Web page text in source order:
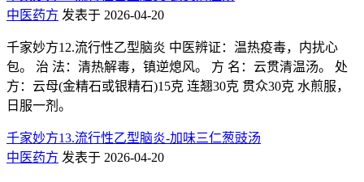
中医药方 发表于 2026-04-20
千家妙方12.流行性乙型脑炎 中医辨证：温热疫毒，内扰心
包。 治 法：清热解毒，镇逆熄风。 方 名：云贯清温汤。 处
方：云母(金精石或银精石)15克 连翘30克 贯众30克 水煎服，
日服一剂。
千家妙方13.流行性乙型脑炎-加味三仁葱豉汤
中医药方 发表于 2026-04-20